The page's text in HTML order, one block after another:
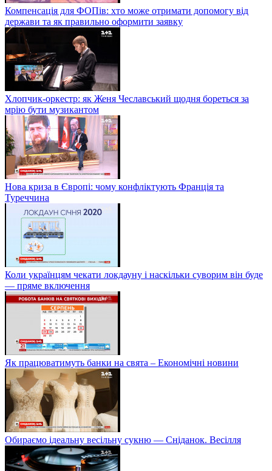
Компенсація для ФОПів: хто може отримати допомогу від
держави та як правильно оформити заявку
Хлопчик-оркестр: як Женя Чеславський щодня бореться за
мрію бути музикантом
Нова криза в Європі: чому конфліктують Франція та
Туреччина
Коли українцям чекати локдауну і наскільки суворим він буде
— пряме включення
Як працюватимуть банки на свята – Економічні новини
Обираємо ідеальну весільну сукню — Сніданок. Весілля